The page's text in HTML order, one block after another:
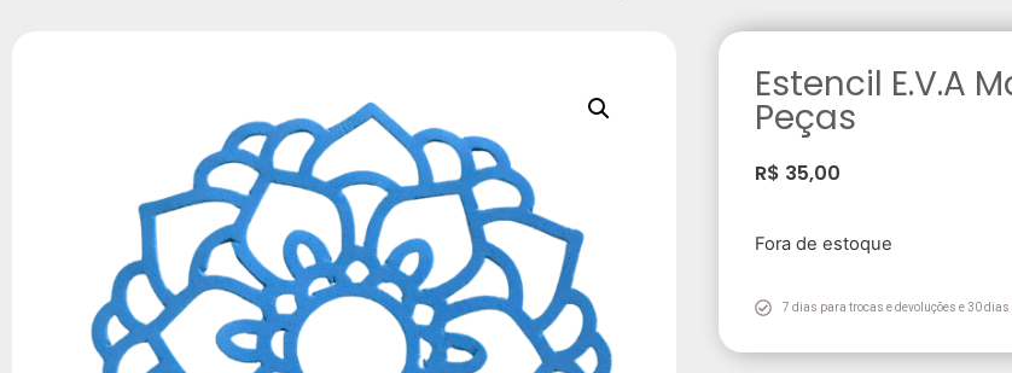
Estencil E.V.A
Peças
R$ 35,00
Fora de estoque
7 dias para trocas e devoluções e 30